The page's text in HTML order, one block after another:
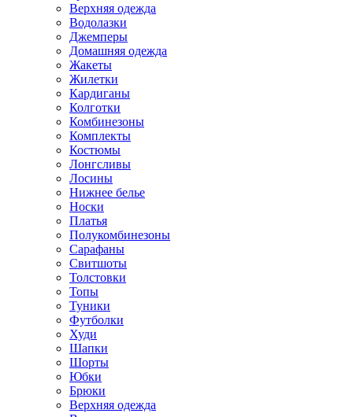
Верхняя одежда
Водолазки
Джемперы
Домашняя одежда
Жакеты
Жилетки
Кардиганы
Колготки
Комбинезоны
Комплекты
Костюмы
Лонгсливы
Лосины
Нижнее белье
Носки
Платья
Полукомбинезоны
Сарафаны
Свитшоты
Толстовки
Топы
Туники
Футболки
Худи
Шапки
Шорты
Юбки
Брюки
Верхняя одежда